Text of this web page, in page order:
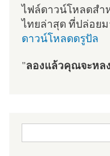
ไฟล์ดาวน์โหลดสำ
ไทยล่าสุด ที่ปล่อย
ดาวน์โหลดดรูปัล
"ลองแล้วคุณจะหล
ฟอร์มค้นหา